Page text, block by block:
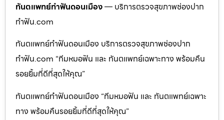
ทันตแพทย์ทำฟันดอนเมือง— บริการตรวจสุขภาพช่องปาก
ทำฟัน.com
ทันตแพทย์ทำฟันดอนเมือง บริการตรวจสุขภาพช่องปาก
ทำฟัน.com “ทีมหมอฟัน และ ทันตแพทย์เฉพาะทาง พร้อมคืน
รอยยิ้มที่ดีที่สุดให้คุณ”
ทันตแพทย์ทำฟันดอนเมือง “ทีมหมอฟัน และ ทันตแพทย์เฉพาะ
ทาง พร้อมคืนรอยยิ้มที่ดีที่สุดให้คุณ”